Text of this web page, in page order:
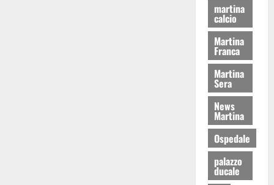
martina
calcio
Martina
Franca
Martina
Sera
News
Martina
Ospedale
palazzo
ducale